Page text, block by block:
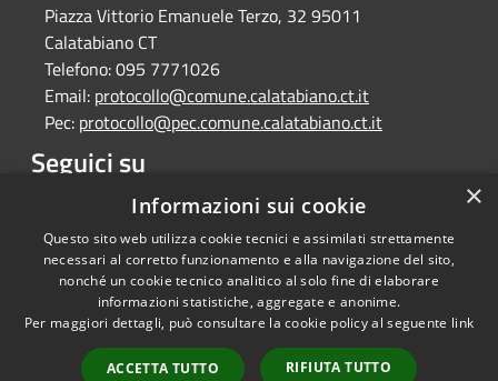
Piazza Vittorio Emanuele Terzo, 32 95011
Calatabiano CT
Telefono:095 7771026
Email: protocollo@comune.calatabiano.ct.it
Pec: protocollo@pec.comune.calatabiano.ct.it
Seguici su
Facebook
Accessibilità
Copyright © 2026 • Comune di
Calatabiano • Powered by
Municipium•
Accesso
×
Informazioni sui cookie
Questo sito web utilizza cookie tecnici e assimilati strettamente
necessari al corretto funzionamento e alla navigazione del sito,
nonché un cookie tecnico analitico al solo fine di elaborare
informazioni statistiche, aggregate e anonime.
Per maggiori dettagli, può consultare la cookie policy al seguente link
ACCETTA TUTTO RIFIUTA TUTTO